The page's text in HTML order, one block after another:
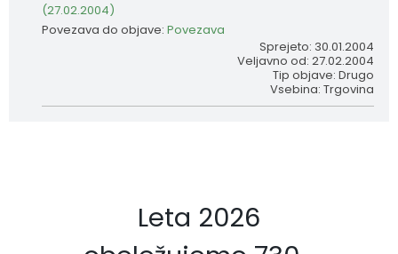
(27.02.2004)
Povezava do objave: Povezava
Sprejeto: 30.01.2004
Veljavno od: 27.02.2004
Tip objave: Drugo
Vsebina: Trgovina
Leta 2026